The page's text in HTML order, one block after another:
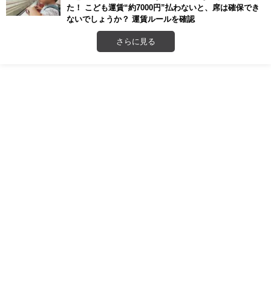
た！ こども運賃“約7000円”払わないと、席は確保でき
ないでしょうか？ 運賃ルールを確認
さらに見る